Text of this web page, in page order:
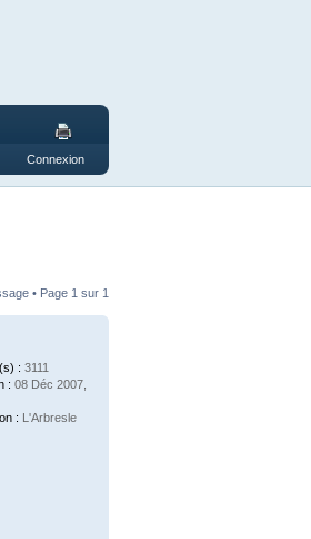
Connexion
• Page 1 sur 1
: 3111
: 08 Déc 2007,
: L'Arbresle